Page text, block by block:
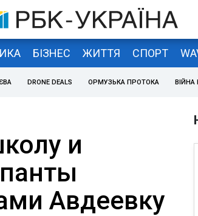
БІЗНЕС ЖИТТЯ СПОРТ
DRONE DEALS ОРМУЗЬКА ПРОТОКА ВІЙНА
и
Авдеевку